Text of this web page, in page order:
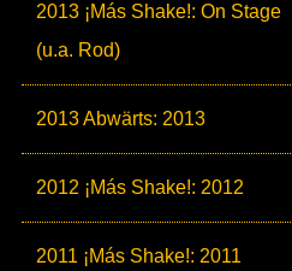
2013 ¡Más Shake!: On Stage
(u.a. Rod)
2013 Abwärts: 2013
2012 ¡Más Shake!: 2012
2011 ¡Más Shake!: 2011